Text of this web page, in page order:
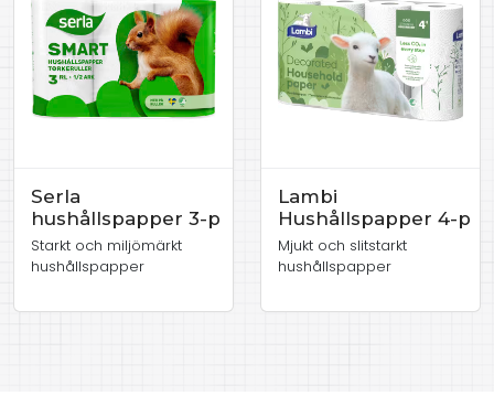
Serla
hushållspapper 3-p
Starkt och miljömärkt
hushållspapper
Lambi
Hushållspapper 4-p
Mjukt och slitstarkt
hushållspapper